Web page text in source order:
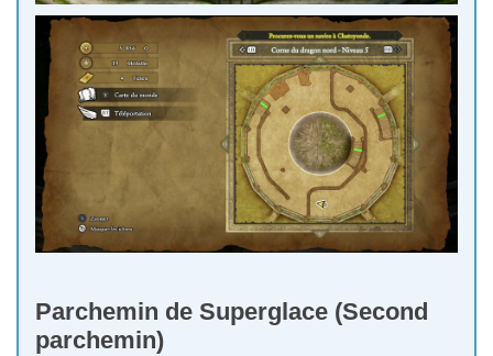
Parchemin de Superglace (Second
parchemin)